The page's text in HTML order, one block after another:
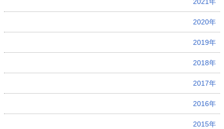
2021年
2020年
2019年
2018年
2017年
2016年
2015年